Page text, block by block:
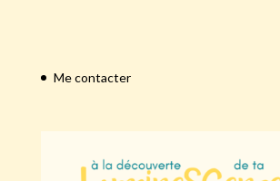
Me contacter